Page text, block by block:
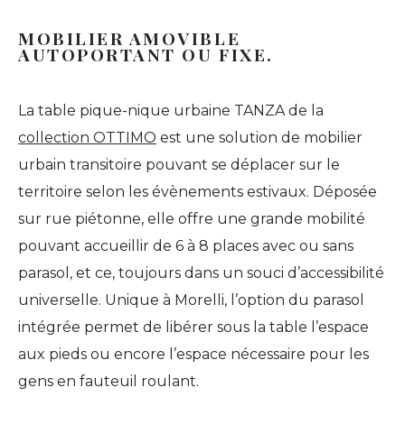
MOBILIER AMOVIBLE
AUTOPORTANT OU FIXE.
La table pique-nique urbaine TANZA de la
collection OTTIMO est une solution de mobilier
urbain transitoire pouvant se déplacer sur le
territoire selon les évènements estivaux. Déposée
sur rue piétonne, elle offre une grande mobilité
pouvant accueillir de 6 à 8 places avec ou sans
parasol, et ce, toujours dans un souci d’accessibilité
universelle. Unique à Morelli, l’option du parasol
intégrée permet de libérer sous la table l’espace
aux pieds ou encore l’espace nécessaire pour les
gens en fauteuil roulant.